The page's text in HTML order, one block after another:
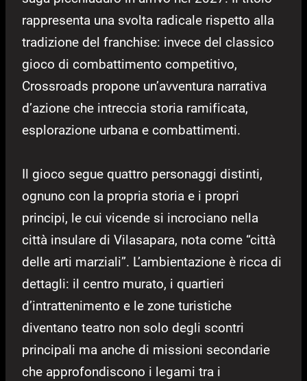
rappresenta una svolta radicale rispetto alla
tradizione del franchise: invece del classico
gioco di combattimento competitivo,
Crossroads propone un’avventura narrativa
d’azione che intreccia storia ramificata,
esplorazione urbana e combattimenti.
Il gioco segue quattro personaggi distinti,
ognuno con la propria storia e i propri
principi, le cui vicende si incrociano nella
città insulare di Vilasapara, nota come “città
delle arti marziali”. L’ambientazione è ricca di
dettagli: il centro murato, i quartieri
d’intrattenimento e le zone turistiche
diventano teatro non solo degli scontri
principali ma anche di missioni secondarie
che approfondiscono i legami tra i